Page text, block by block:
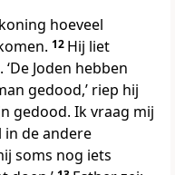
hoeveel
12 Hij liet
Joden hebben
gedood,’ riep hij
gedood. Ik vraag mij
in de andere
soms nog iets